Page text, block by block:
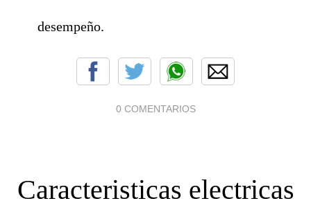
desempeño.
0 COMENTARIOS
Caracteristicas electricas